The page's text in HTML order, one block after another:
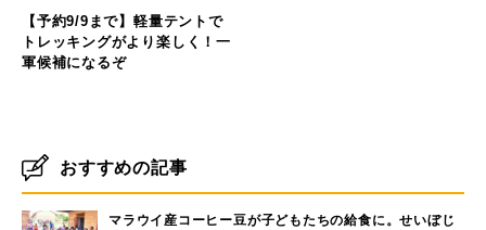
【予約9/9まで】軽量テントで
トレッキングがより楽しく！一
軍候補になるぞ
おすすめの記事
マラウイ産コーヒー豆が子どもたちの給食に。せいぼじ